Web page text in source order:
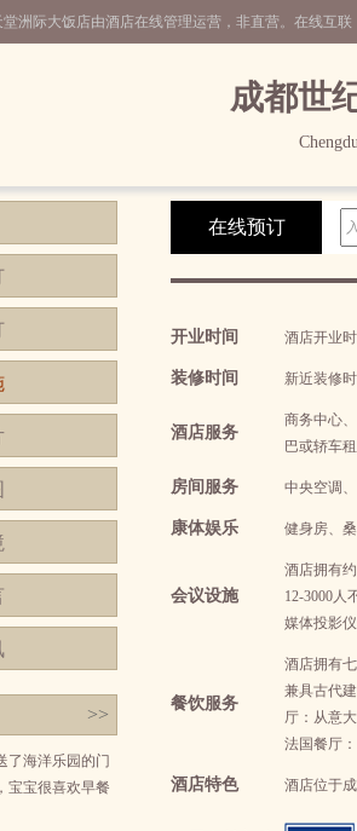
洲际大饭店由酒店在线管理运营，非直营。在线互
成都世
>>
了海洋乐园的门
宝宝很喜欢早餐
在线预订
开业时间 酒店开业
装修时间 新近装修
酒店服务
商务中心
巴或轿车
房间服务 中央空调
康体娱乐 健身房、
会议设施
酒店拥有
12-3000人
媒体投影
餐饮服务
酒店拥有
兼具古代
厅：从意
法国餐厅
酒店特色 酒店位于